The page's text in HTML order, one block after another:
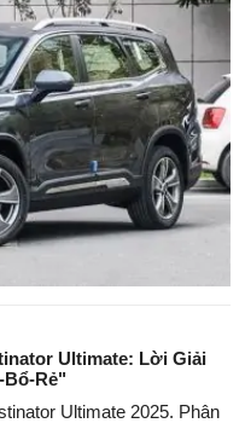
Ultimate: Lời Giải
Bổ-Rẻ"
Ultimate 2025. Phân